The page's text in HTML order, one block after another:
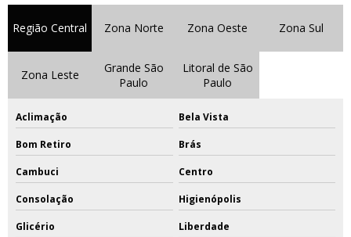
Região Central Zona Norte Zona Oeste Zona Sul
Zona Leste
Grande São
Paulo
Litoral de São
Paulo
Aclimação Bela Vista
Bom Retiro Brás
Cambuci Centro
Consolação Higienópolis
Glicério Liberdade